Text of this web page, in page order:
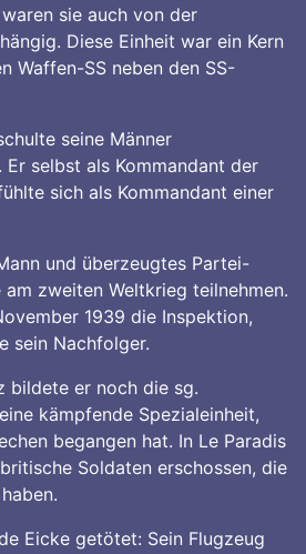
sie auch von der
Diese Einheit war ein Kern
Waffen-SS neben den SS-
seine Männer
selbst als Kommandant der
sich als Kommandant einer
und überzeugtes Partei-
zweiten Weltkrieg teilnehmen.
1939 die Inspektion,
sein Nachfolger.
bildete er noch die sg.
kämpfende Spezialeinheit,
begangen hat. In Le Paradis
Soldaten erschossen, die
Eicke getötet: Sein Flugzeug